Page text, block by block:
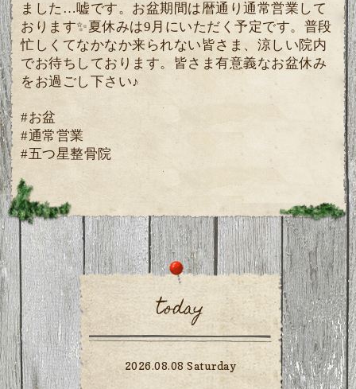
ました…嘘です。お盆期間は暦通り通常営業して
おります✨夏休みは9月にいただく予定です。普段
忙しくてなかなか来られない皆さま、涼しい院内
でお待ちしております。皆さま有意義なお盆休み
をお過ごし下さい♪
#お盆
#通常営業
#五つ星整骨院
today
2026.08.08 Saturday